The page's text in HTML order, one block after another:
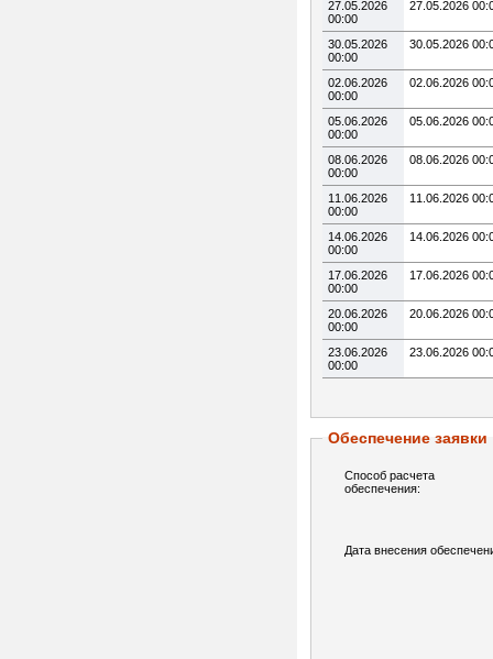
27.05.2026
00:00
27.05.2026
30.05.2026
00:00
30.05.2026
02.06.2026
00:00
02.06.2026
05.06.2026
00:00
05.06.2026
08.06.2026
00:00
08.06.2026
11.06.2026
00:00
11.06.2026
14.06.2026
00:00
14.06.2026
17.06.2026
00:00
17.06.2026
20.06.2026
00:00
20.06.2026
23.06.2026
00:00
23.06.2026
Обеспечение заявки
Способ расчета
обеспечения:
Дата внесения